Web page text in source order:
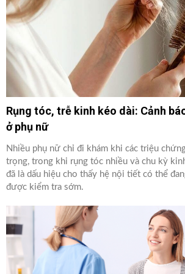
Rụng tóc, trễ kinh kéo dài: Cảnh
ở phụ nữ
Nhiều phụ nữ chỉ đi khám khi các triệu
trọng, trong khi rụng tóc nhiều và chu kỳ
đã là dấu hiệu cho thấy hệ nội tiết có thể
được kiểm tra sớm.